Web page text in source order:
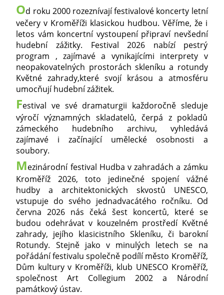
Od roku 2000 rozeznívají festivalové koncerty letní
večery v Kroměříži klasickou hudbou. Věříme, že i
letos vám koncertní vystoupení připraví nevšední
hudební zážitky. Festival 2026 nabízí pestrý
program , zajímavé a vynikajícími interprety v
neopakovatelných prostorách skleníku a rotundy
Květné zahrady,které svojí krásou a atmosféru
umocňují hudební zážitek.
Festival ve své dramaturgii každoročně sleduje
výročí významných skladatelů, čerpá z pokladů
zámeckého hudebního archivu, vyhledává
zajímavé i začínající umělecké osobnosti a
soubory.
Mezinárodní festival Hudba v zahradách a zámku
Kroměříž 2026, toto jedinečné spojení vážné
hudby a architektonických skvostů UNESCO,
vstupuje do svého jednadvacátého ročníku. Od
června 2026 nás čeká šest koncertů, které se
budou odehrávat v kouzelném prostředí Květné
zahrady, jejího klasicistního Skleníku, či barokní
Rotundy. Stejně jako v minulých letech se na
pořádání festivalu společně podílí město Kroměříž,
Dům kultury v Kroměříži, klub UNESCO Kroměříž,
společnost Art Collegium 2002 a Národní
památkový ústav.